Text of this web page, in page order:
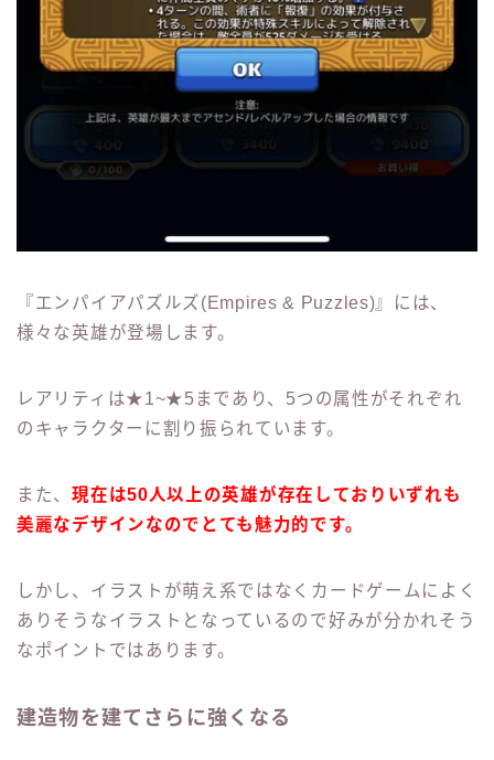
『エンパイアパズルズ(Empires & Puzzles)』には、
様々な英雄が登場します。
レアリティは★1~★5まであり、5つの属性がそれぞれ
のキャラクターに割り振られています。
また、現在は50人以上の英雄が存在しておりいずれも
美麗なデザインなのでとても魅力的です。
しかし、イラストが萌え系ではなくカードゲームによく
ありそうなイラストとなっているので好みが分かれそう
なポイントではあります。
建造物を建てさらに強くなる